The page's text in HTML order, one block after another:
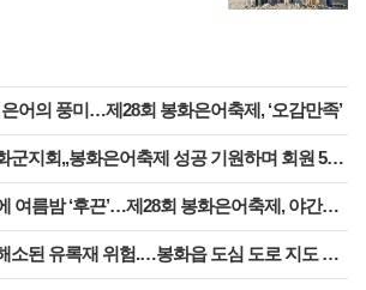
어의 풍미…제28회 봉화은어축제, ‘오감만족’
회,,봉화은어축제 성공 기원하며 회원 50명 축제장 초청
름밤 ‘후끈’…제28회 봉화은어축제, 야간에도 북적
된 유록재 위험.…봉화읍 도심 도로 지도 새로 그렸다